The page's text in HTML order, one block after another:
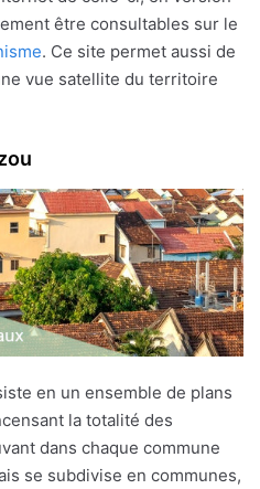
être consultables sur le
. Ce site permet aussi de
vue satellite du territoire
en un ensemble de plans
la totalité des
dans chaque commune
se subdivise en communes,